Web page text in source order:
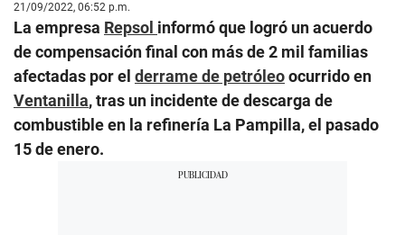
21/09/2022, 06:52 p.m.
La empresa Repsol informó que logró un acuerdo
de compensación final con más de 2 mil familias
afectadas por el derrame de petróleoocurrido en
Ventanilla, tras un incidente de descarga de
combustible en la refinería La Pampilla, el pasado
15 de enero.